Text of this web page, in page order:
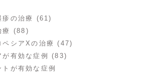
疹の治療 (61)
療 (88)
ペシアXの治療 (47)
が有効な症例 (83)
が有効な症例